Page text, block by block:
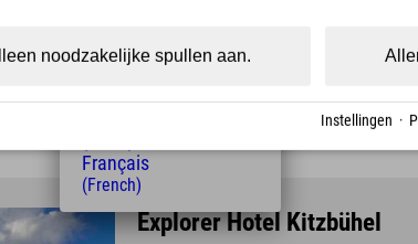
4.5 Sehr Gut
Explorer Hotel Kitzbühel
noodzakelijke spullen aan.
Instellingen ·
(Polish)
(Hungarian)
Français
(French)